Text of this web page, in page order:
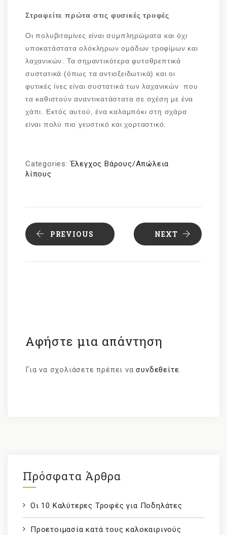
Στραφείτε πρώτα στις φυσικές τροφές
Οι πολυβιταμίνες είναι συμπληρώματα και όχι
υποκατάστατα ολόκληρων ομάδων τροφίμων και
λαχανικών. Τα σημαντικότερα φυτοθρεπτικά
συστατικά (όπως τα αντιοξειδωτικά) και οι
φυτικές ίνες είναι συστατικά των λαχανικών που
τα καθιστούν αναντικατάστατα σε σχέση με ένα
χάπι. Εκτός αυτού, ένα καλαμπόκι στη σχάρα
είναι πολύ πιο γευστικό και χορταστικό.
Categories:Έλεγχος Βάρους/Απώλεια
λίπους
PREVIOUS NEXT
Αφήστε μια απάντηση
Για να σχολιάσετε πρέπει νασυνδεθείτε.
Πρόσφατα Άρθρα
Οι 10 Καλύτερες Τροφές για Ποδηλάτες
Προετοιμασία κατά τους καλοκαιρινούς